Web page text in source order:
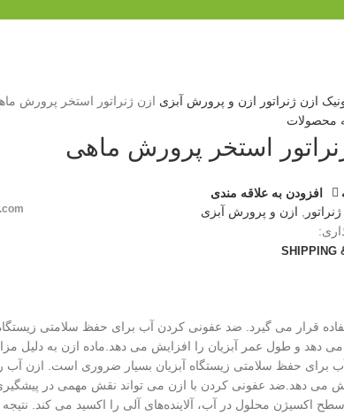
ازن ژنراتور ازن و پرورش آبزی ازن ژنراتور استخر پرورش
محصولات
استخر پرورش ماهی
افزودن به علاقه مندی
ازن و پرورش آبزی
SHIPPING
قرار می گیرد. ضد عفونی کردن آب برای حفظ سلامتی
دهد و طول عمر آبزیان را افزایش می دهد.ماده ازن به دلیل
برای حفظ سلامتی زیستگاه آبزیان بسیار ضروری است. ازن آب
می دهد.ضد عفونی کردن با ازن می تواند نقش مهمی در
اکسیژن محلول در آب، آلاینده‌های آلی را اکسید می کند. نتیجه